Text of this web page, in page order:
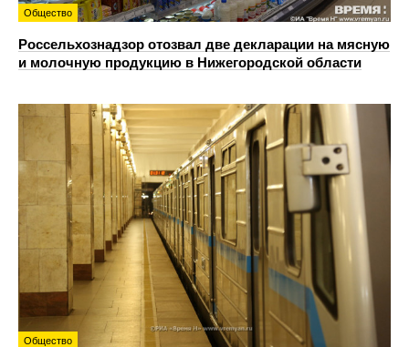
Общество
Россельхознадзор отозвал две декларации на мясную
и молочную продукцию в Нижегородской области
Общество